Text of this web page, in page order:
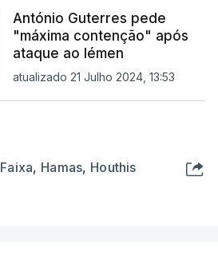
António Guterres pede
"máxima contenção" após
ataque ao Iémen
atualizado 21 Julho 2024, 13:53
Faixa, Hamas, Houthis